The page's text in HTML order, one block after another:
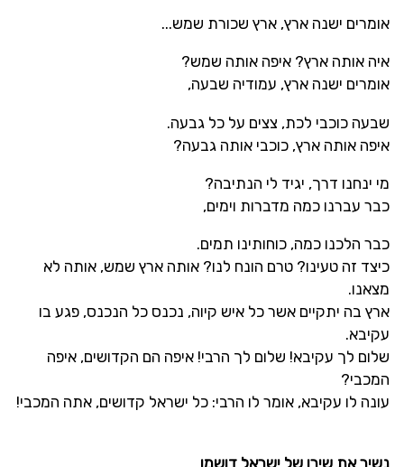
אומרים ישנה ארץ, ארץ שכורת שמש...
איה אותה ארץ? איפה אותה שמש?
אומרים ישנה ארץ, עמודיה שבעה,
שבעה כוכבי לכת, צצים על כל גבעה.
איפה אותה ארץ, כוכבי אותה גבעה?
מי ינחנו דרך, יגיד לי הנתיבה?
כבר עברנו כמה מדברות וימים,
כבר הלכנו כמה, כוחותינו תמים.
כיצד זה טעינו? טרם הונח לנו? אותה ארץ שמש, אותה לא
מצאנו.
ארץ בה יתקיים אשר כל איש קיוה, נכנס כל הנכנס, פגע בו
עקיבא.
שלום לך עקיבא! שלום לך הרבי! איפה הם הקדושים, איפה
המכבי?
עונה לו עקיבא, אומר לו הרבי: כל ישראל קדושים, אתה המכבי!
נשיר את שירו של ישראל דושמן